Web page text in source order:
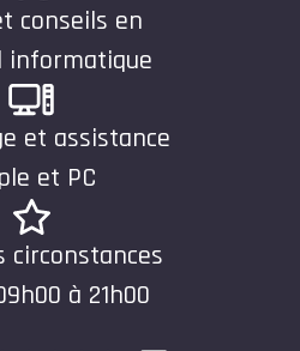
conseils en
informatique
et assistance
et PC
circonstances
à 21h00